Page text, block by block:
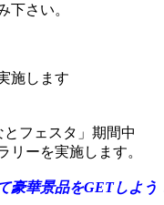
下さい。
施します
フェスタ」期間中
リーを実施します。
豪華景品をGETしよう